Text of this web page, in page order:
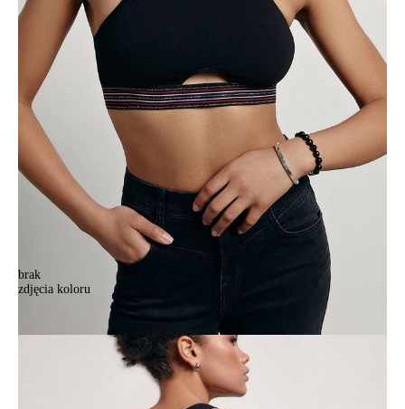
brak
zdjęcia koloru
Bustier damski CONTE ELEGANT NEW CUT LBE 1496, r.170-84,
Bustier damski CONTE ELEGANT NEW CUT LBE 1496, r.170-84,